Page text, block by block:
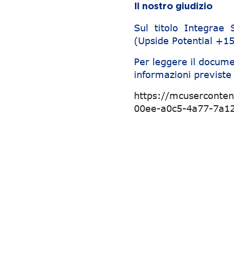
Il nostro giudizio
Sul titolo Integrae
(Upside Potential
Per leggere il
informazioni
https://
00ee-a0c5-4a77-